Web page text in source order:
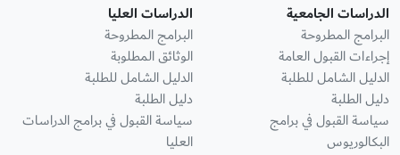
الدراسات الجامعية
البرامج المطروحة
إجراءات القبول العامة
الدليل الشامل للطلبة
دليل الطلبة
سياسة القبول في برامج
البكالوريوس
الدراسات العليا
البرامج المطروحة
الوثائق المطلوبة
الدليل الشامل للطلبة
دليل الطلبة
سياسة القبول في برامج الدراسات
العليا